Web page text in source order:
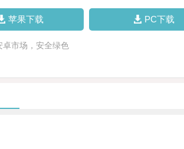
苹果下载 PC下载
卓市场，安全绿色